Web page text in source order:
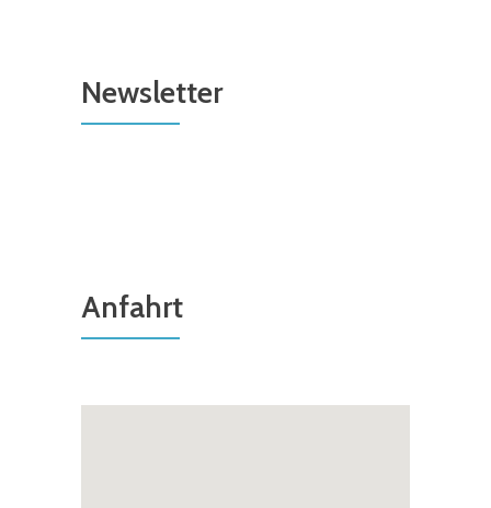
Newsletter
Anfahrt